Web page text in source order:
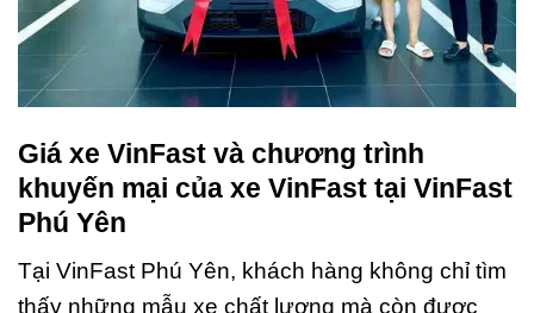
Giá xe VinFast và chương trình
khuyến mại của xe VinFast tại VinFast
Phú Yên
Tại VinFast Phú Yên, khách hàng không chỉ tìm
thấy những mẫu xe chất lượng mà còn được